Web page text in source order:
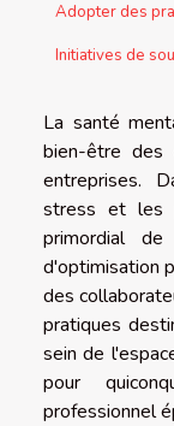
Adopter des
Initiatives de
La santé
bien-être
entreprises.
stress et les
primordial
d'optimisation
des
pratiques
sein de
pour
professionnel